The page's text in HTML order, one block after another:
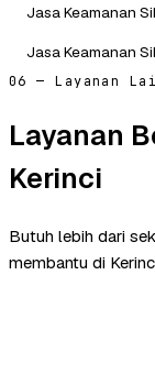
Jasa Keamanan
Jasa Keamanan
06 — Layanan
Layanan
Kerinci
Butuh lebih dari
membantu di